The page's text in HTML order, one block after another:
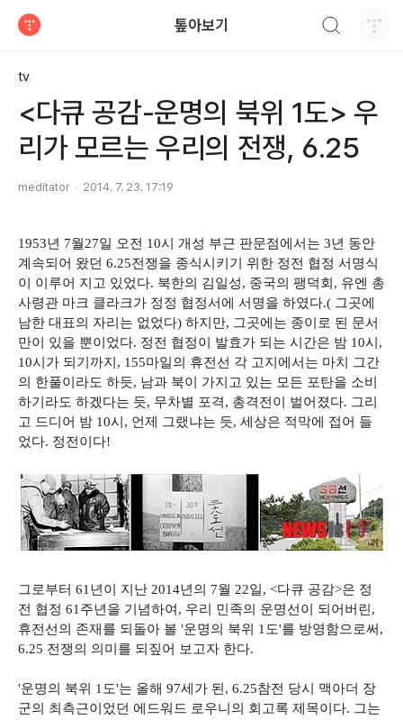
톺아보기
tv
<다큐 공감-운명의 북위 1도> 우
리가 모르는 우리의 전쟁, 6.25
meditator 2014. 7. 23. 17:19
1953년 7월27일 오전 10시 개성 부근 판문점에서는 3년 동안
계속되어 왔던 6.25전쟁을 종식시키기 위한 정전 협정 서명식
이 이루어 지고 있었다. 북한의 김일성, 중국의 팽덕회, 유엔 총
사령관 마크 클라크가 정정 협정서에 서명을 하였다.( 그곳에
남한 대표의 자리는 없었다) 하지만, 그곳에는 종이로 된 문서
만이 있을 뿐이었다. 정전 협정이 발효가 되는 시간은 밤 10시,
10시가 되기까지, 155마일의 휴전선 각 고지에서는 마치 그간
의 한풀이라도 하듯, 남과 북이 가지고 있는 모든 포탄을 소비
하기라도 하겠다는 듯, 무차별 포격, 총격전이 벌어졌다. 그리
고 드디어 밤 10시, 언제 그랬냐는 듯, 세상은 적막에 접어 들
었다. 정전이다!
그로부터 61년이 지난 2014년의 7월 22일, <다큐 공감>은 정
전 협정 61주년을 기념하여, 우리 민족의 운명선이 되어버린,
휴전선의 존재를 되돌아 볼 '운명의 북위 1도'를 방영함으로써,
6.25 전쟁의 의미를 되짚어 보고자 한다.
'운명의 북위 1도'는 올해 97세가 된, 6.25참전 당시 맥아더 장
군의 최측근이었던 에드워드 로우니의 회고록 제목이다. 그는